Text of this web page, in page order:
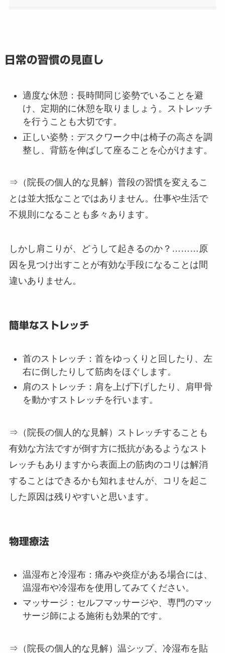
生活習慣の改善
日常の習慣の見直し
適度な休憩：長時間同じ姿勢でいることを避
を行うことも大切です。
正しい姿勢：デスクワーク中は椅子の高さを調
⇒（院長の個人的な見解）普段の習慣を変えるこ
とは並大抵なことではありません。仕事や生活で
しかし肩こりが、どうして起きるのか？………原
違いありません。
右に倒したりして筋肉をほぐします。
肩のストレッチ：肩を上げ下げしたり、肩甲骨
を動かすストレッチを行います。
レッチもありますから表面上の筋肉のコリは解消
した原因は残りやすいと思います。